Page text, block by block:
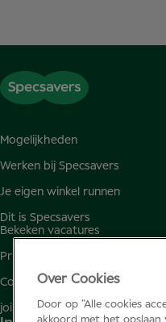
Mogelijkheden
Werken bij Specsavers
Je eigen winkel runnen
Dit is Specsavers
Bekeken vacatures
Privacybeleid
Cookiebeleid
join.specsavers.com
Over Cookies
Door op “Alle cookies